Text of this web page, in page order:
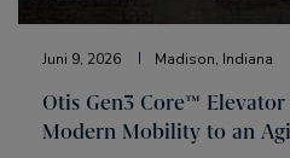
Juni 9, 2026 Madison, Indiana
Otis Gen3 Core™
Modern Mobility to an